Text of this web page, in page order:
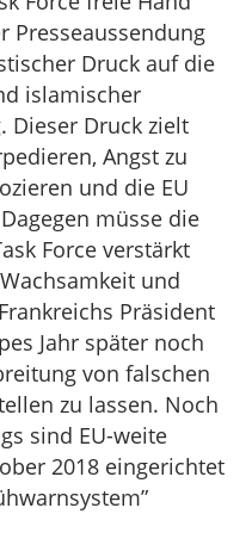
Presseaussendung
Druck auf die
islamischer
Dieser Druck zielt
Angst zu
und die EU
müsse die
Force verstärkt
und
Präsident
Jahr später noch
von falschen
zu lassen. Noch
sind EU-weite
2018 eingerichtet